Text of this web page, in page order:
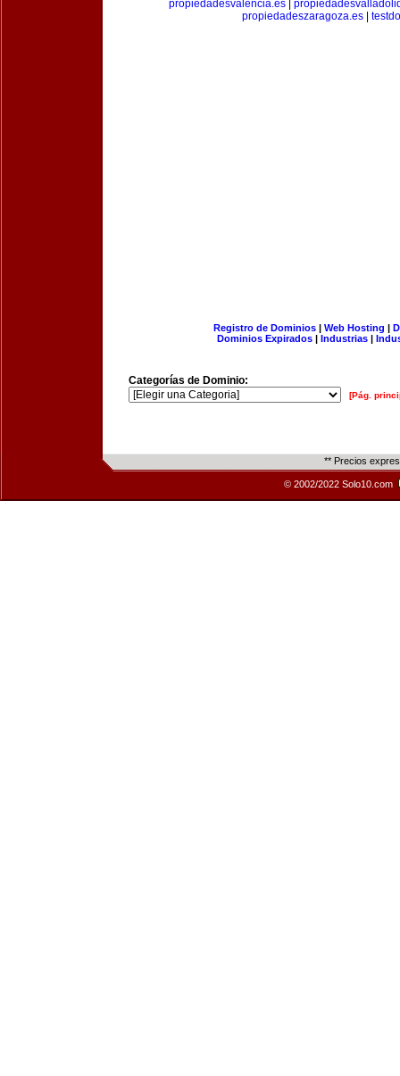
propiedadesvalencia.es|
propiedadeszaragoza.es|
Registro de Dominios| Web Hosting |
Dominios Expirados | Industrias |
Categorías de Dominio:
[Pág.
** Precios
© 2002/2022 Solo10.com